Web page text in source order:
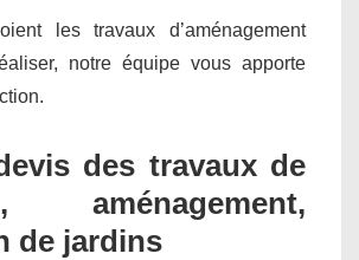
les travaux d’aménagement
notre équipe vous apporte
des travaux de
aménagement,
de jardins